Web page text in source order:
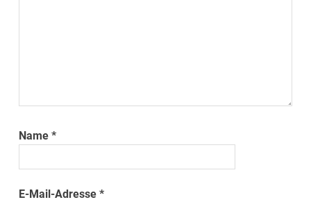
Name*
E-Mail-Adresse*